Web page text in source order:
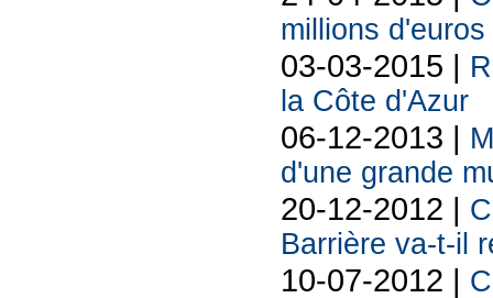
millions
03-03-2015 |
la Côte d'Azur
06-12-2013 |
d'une grande
20-12-2012 |
Barrière va-t-il
10-07-2012 |